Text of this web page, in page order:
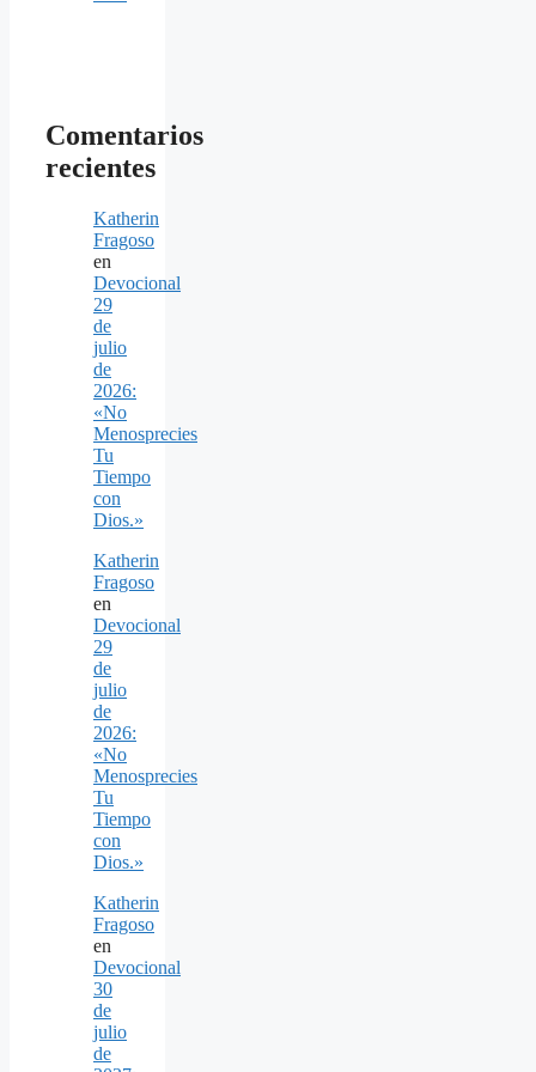
Comentarios
recientes
Katherin
Fragoso
en
Devocional
29
de
julio
de
2026:
«No
Menosprecies
Tu
Tiempo
con
Dios.»
Katherin
Fragoso
en
Devocional
29
de
julio
de
2026:
«No
Menosprecies
Tu
Tiempo
con
Dios.»
Katherin
Fragoso
en
Devocional
30
de
julio
de